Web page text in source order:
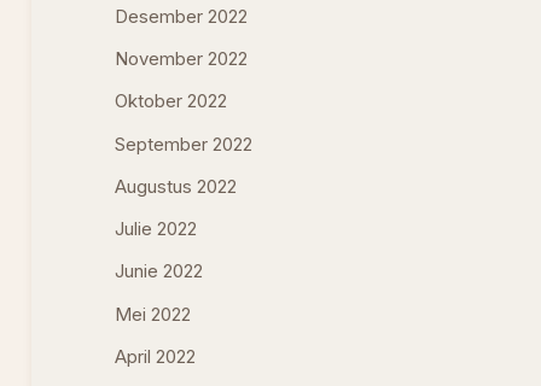
Desember 2022
November 2022
Oktober 2022
September 2022
Augustus 2022
Julie 2022
Junie 2022
Mei 2022
April 2022